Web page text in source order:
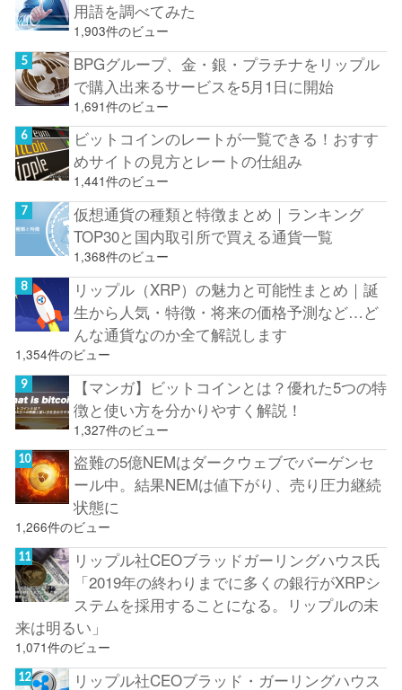
用語を調べてみた
1,903件のビュー
BPGグループ、金・銀・プラチナをリップル
で購入出来るサービスを5月1日に開始
1,691件のビュー
ビットコインのレートが一覧できる！おすす
めサイトの見方とレートの仕組み
1,441件のビュー
仮想通貨の種類と特徴まとめ｜ランキング
TOP30と国内取引所で買える通貨一覧
1,368件のビュー
リップル（XRP）の魅力と可能性まとめ｜誕
生から人気・特徴・将来の価格予測など…ど
んな通貨なのか全て解説します
1,354件のビュー
【マンガ】ビットコインとは？優れた5つの特
徴と使い方を分かりやすく解説！
1,327件のビュー
盗難の5億NEMはダークウェブでバーゲンセ
ール中。結果NEMは値下がり、売り圧力継続
状態に
1,266件のビュー
リップル社CEOブラッドガーリングハウス氏
「2019年の終わりまでに多くの銀行がXRPシ
ステムを採用することになる。リップルの未
来は明るい」
1,071件のビュー
リップル社CEOブラッド・ガーリングハウス